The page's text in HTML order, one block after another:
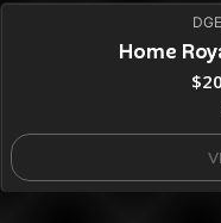
Home